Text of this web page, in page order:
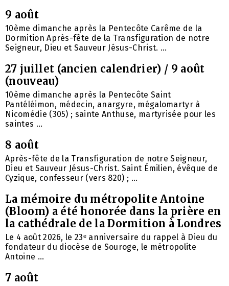
9 août
10ème dimanche après la Pentecôte Carême de la
Dormition Après-fête de la Transfiguration de notre
Seigneur, Dieu et Sauveur Jésus-Christ. ...
27 juillet (ancien calendrier) / 9 août
(nouveau)
10ème dimanche après la Pentecôte Saint
Pantéléimon, médecin, anargyre, mégalomartyr à
Nicomédie (305) ; sainte Anthuse, martyrisée pour les
saintes ...
8 août
Après-fête de la Transfiguration de notre Seigneur,
Dieu et Sauveur Jésus-Christ. Saint Émilien, évêque de
Cyzique, confesseur (vers 820) ; ...
La mémoire du métropolite Antoine
(Bloom) a été honorée dans la prière en
la cathédrale de la Dormition à Londres
Le 4 août 2026, le 23ᵉ anniversaire du rappel à Dieu du
fondateur du diocèse de Souroge, le métropolite
Antoine ...
7 août